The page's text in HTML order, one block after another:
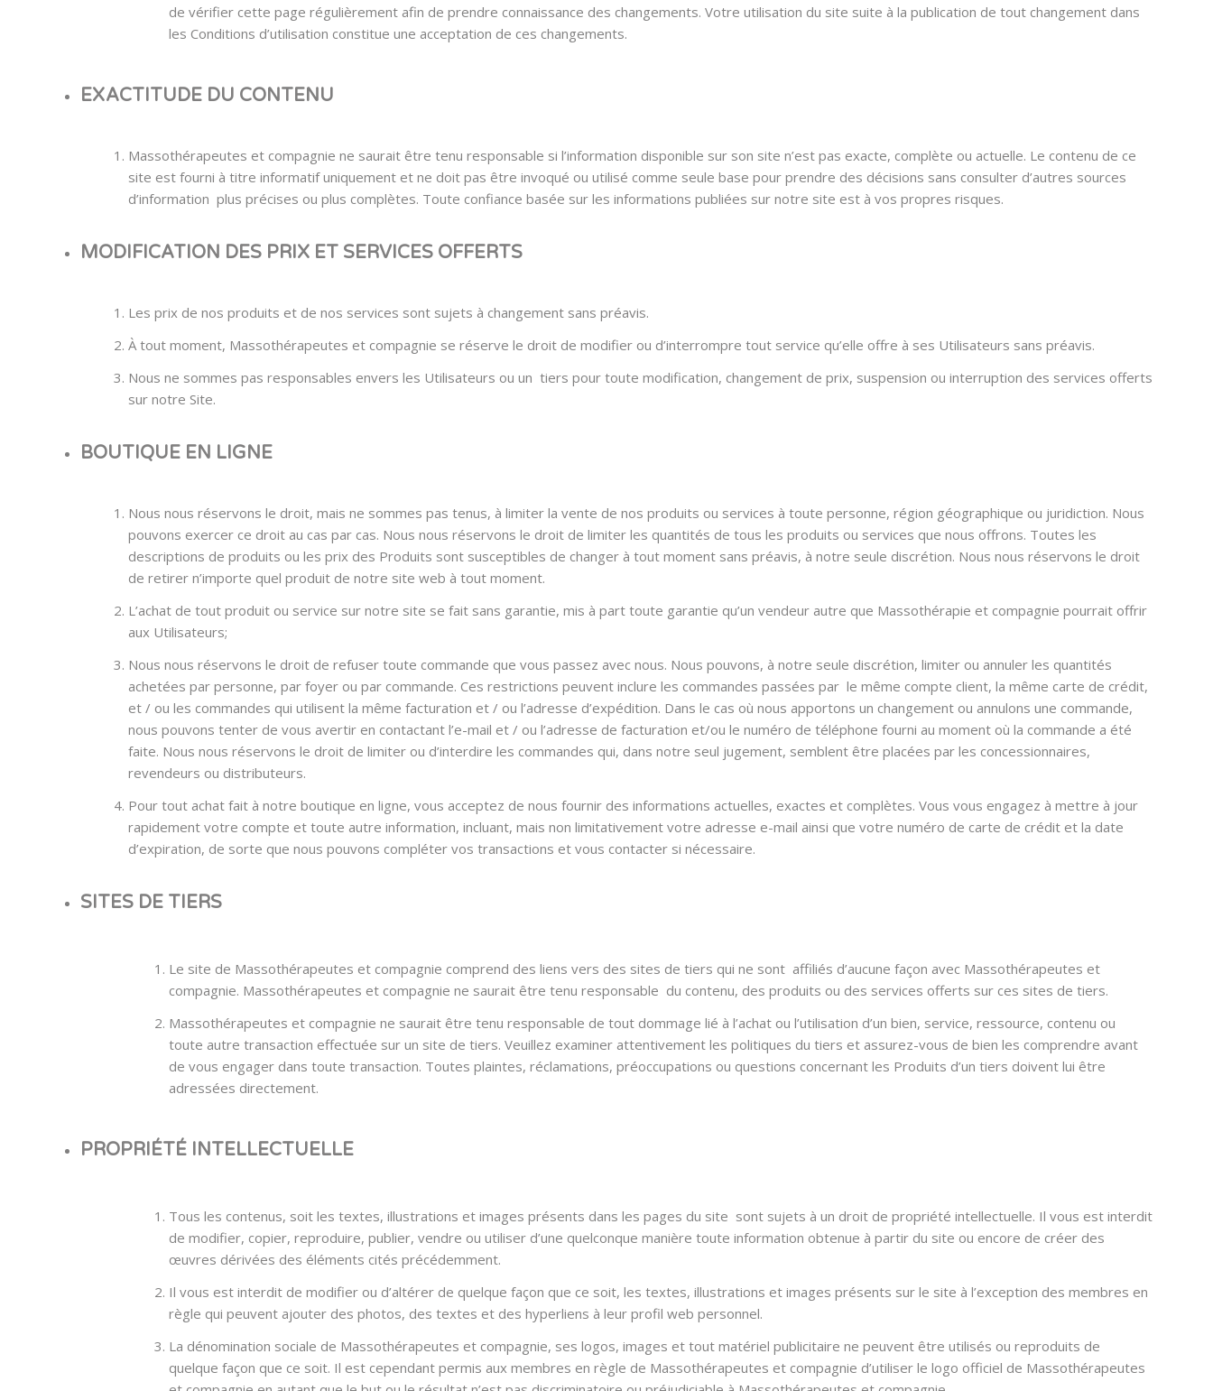
de vérifier cette page régulièrement afin de prendre connaissance des changements. Votre utilisation du site suite à la publication de tout changement dans
les Conditions d’utilisation constitue une acceptation de ces changements.
EXACTITUDE DU CONTENU
Massothérapeutes et compagnie ne saurait être tenu responsable si l’information disponible sur son site n’est pas exacte, complète ou actuelle. Le contenu de ce
site est fourni à titre informatif uniquement et ne doit pas être invoqué ou utilisé comme seule base pour prendre des décisions sans consulter d’autres sources
d’information plus précises ou plus complètes. Toute confiance basée sur les informations publiées sur notre site est à vos propres risques.
MODIFICATION DES PRIX ET SERVICES OFFERTS
Les prix de nos produits et de nos services sont sujets à changement sans préavis.
À tout moment, Massothérapeutes et compagnie se réserve le droit de modifier ou d’interrompre tout service qu’elle offre à ses Utilisateurs sans préavis.
Nous ne sommes pas responsables envers les Utilisateurs ou un tiers pour toute modification, changement de prix, suspension ou interruption des services offerts
sur notre Site.
BOUTIQUE EN LIGNE
Nous nous réservons le droit, mais ne sommes pas tenus, à limiter la vente de nos produits ou services à toute personne, région géographique ou juridiction. Nous
pouvons exercer ce droit au cas par cas. Nous nous réservons le droit de limiter les quantités de tous les produits ou services que nous offrons. Toutes les
descriptions de produits ou les prix des Produits sont susceptibles de changer à tout moment sans préavis, à notre seule discrétion. Nous nous réservons le droit
de retirer n’importe quel produit de notre site web à tout moment.
L’achat de tout produit ou service sur notre site se fait sans garantie, mis à part toute garantie qu’un vendeur autre que Massothérapie et compagnie pourrait offrir
aux Utilisateurs;
Nous nous réservons le droit de refuser toute commande que vous passez avec nous. Nous pouvons, à notre seule discrétion, limiter ou annuler les quantités
achetées par personne, par foyer ou par commande. Ces restrictions peuvent inclure les commandes passées par le même compte client, la même carte de crédit,
et / ou les commandes qui utilisent la même facturation et / ou l’adresse d’expédition. Dans le cas où nous apportons un changement ou annulons une commande,
nous pouvons tenter de vous avertir en contactant l’e-mail et / ou l’adresse de facturation et/ou le numéro de téléphone fourni au moment où la commande a été
faite. Nous nous réservons le droit de limiter ou d’interdire les commandes qui, dans notre seul jugement, semblent être placées par les concessionnaires,
revendeurs ou distributeurs.
Pour tout achat fait à notre boutique en ligne, vous acceptez de nous fournir des informations actuelles, exactes et complètes. Vous vous engagez à mettre à jour
rapidement votre compte et toute autre information, incluant, mais non limitativement votre adresse e-mail ainsi que votre numéro de carte de crédit et la date
d’expiration, de sorte que nous pouvons compléter vos transactions et vous contacter si nécessaire.
SITES DE TIERS
Le site de Massothérapeutes et compagnie comprend des liens vers des sites de tiers qui ne sont affiliés d’aucune façon avec Massothérapeutes et
compagnie. Massothérapeutes et compagnie ne saurait être tenu responsable du contenu, des produits ou des services offerts sur ces sites de tiers.
Massothérapeutes et compagnie ne saurait être tenu responsable de tout dommage lié à l’achat ou l’utilisation d’un bien, service, ressource, contenu ou
toute autre transaction effectuée sur un site de tiers. Veuillez examiner attentivement les politiques du tiers et assurez-vous de bien les comprendre avant
de vous engager dans toute transaction. Toutes plaintes, réclamations, préoccupations ou questions concernant les Produits d’un tiers doivent lui être
adressées directement.
PROPRIÉTÉ INTELLECTUELLE
Tous les contenus, soit les textes, illustrations et images présents dans les pages du site sont sujets à un droit de propriété intellectuelle. Il vous est interdit
de modifier, copier, reproduire, publier, vendre ou utiliser d’une quelconque manière toute information obtenue à partir du site ou encore de créer des
œuvres dérivées des éléments cités précédemment.
Il vous est interdit de modifier ou d’altérer de quelque façon que ce soit, les textes, illustrations et images présents sur le site à l’exception des membres en
règle qui peuvent ajouter des photos, des textes et des hyperliens à leur profil web personnel.
La dénomination sociale de Massothérapeutes et compagnie, ses logos, images et tout matériel publicitaire ne peuvent être utilisés ou reproduits de
quelque façon que ce soit. Il est cependant permis aux membres en règle de Massothérapeutes et compagnie d’utiliser le logo officiel de Massothérapeutes